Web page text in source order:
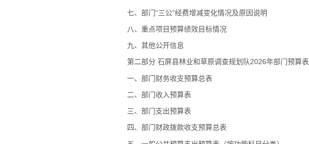
七、部门“三公”经费增减变化情况及原因说明
八、重点项目预算绩效目标情况
九、其他公开信息
第二部分 石屏县林业和草原调查规划队2026年部门预算表
一、部门财务收支预算总表
二、部门收入预算表
三、部门支出预算表
四、部门财政拨款收支预算总表